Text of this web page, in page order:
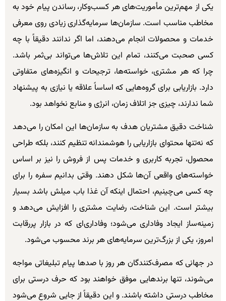
یکی از مهم‌ترین مأموریت‌های هر کسب‌وکار، رساندن پیام خود به
مخاطب مناسب است. سازمان‌ها سرمایه‌گذاری زیادی روی معرفی
خدمات و محصولات انجام می‌دهند، اما اگر ندانند دقیقاً با چه
کسی صحبت می‌کنند، تمام این تلاش‌ها می‌تواند بی‌ثمر باشد.
چرا که هر مشتری، خواسته‌ها، ترجیحات و انگیزه‌های متفاوتی
دارد. بازاریابی برای گروه‌هایی که اساساً علاقه یا نیازی به پیشنهاد
شما ندارند، چیزی جز اتلاف زمان، انرژی و منابع نخواهد بود.
شناخت دقیق مشتریان هدف به سازمان‌ها این امکان را می‌دهد
که نه‌تنها محتوای بازاریابی را هوشمندانه تنظیم کنند، بلکه طراحی
محصول، تجربه کاربری و خدمات پس از فروش را نیز بر اساس
خواسته‌های واقعی آن‌ها شکل دهند. وقتی بدانیم سفره را برای
چه کسی می‌چینیم، احتمال اینکه آن غذا باب میلش باشد بسیار
بیشتر است. این شناخت، رضایت مشتری را افزایش می‌دهد و
زمینه‌ساز ایجاد وفاداری می‌شود؛ وفاداری‌ای که در بازار پررقابت
امروز، یکی از بزرگ‌ترین سرمایه‌های هر برند محسوب می‌شود.
در جهانی که مصرف‌کنندگان هر روز با صدها پیام تبلیغاتی مواجه
می‌شوند، تنها برندهایی موفق خواهند بود که حرف درستی برای
مخاطب درستی داشته باشند. و این دقیقاً از جایی شروع می‌شود